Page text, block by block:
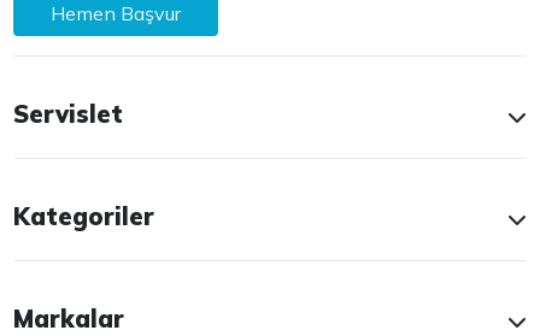
Hemen Başvur
Servislet
Kategoriler
Markalar